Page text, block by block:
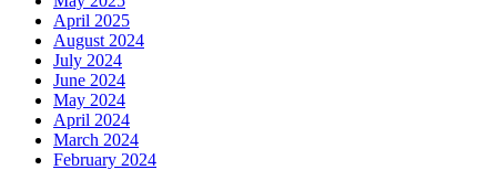
April 2025
August 2024
July 2024
June 2024
May 2024
April 2024
March 2024
February 2024